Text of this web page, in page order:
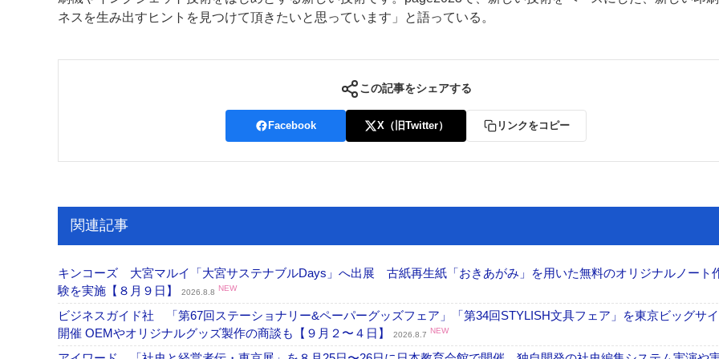
ネスを生み出すヒントを見つけて頂きたいと思っています」と語っている。
この記事をシェアする
Facebook X（旧Twitter） リンクをコピー
関連記事
キンコーズ 大宮マルイ「大宮サステナブルDays」へ出展 古紙再生紙「おきあがみ」を用いた無料のオリジナルノート
験を実施【８月９日】
2026.8.8 NEW
ビジネスガイド社 「第67回ステーショナリー&ペーパーグッズフェア」「第34回STYLISH文具フェア」を東京ビッグサ
開催 OEMやオリジナルグッズ製作の商談も【９月２〜４日】
2026.8.7 NEW